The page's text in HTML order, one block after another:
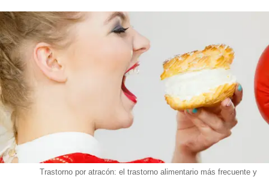
Trastorno por atracón: el trastorno alimentario más frecuente y